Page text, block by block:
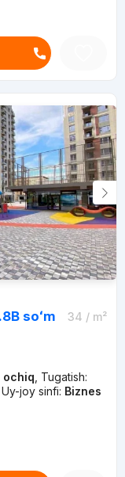
soʻm 34 / m²
ochiq Tugatish:
Uy-joy sinfi: Biznes